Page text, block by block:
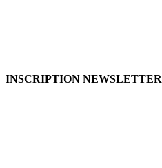
INSCRIPTION NEWSLETTER